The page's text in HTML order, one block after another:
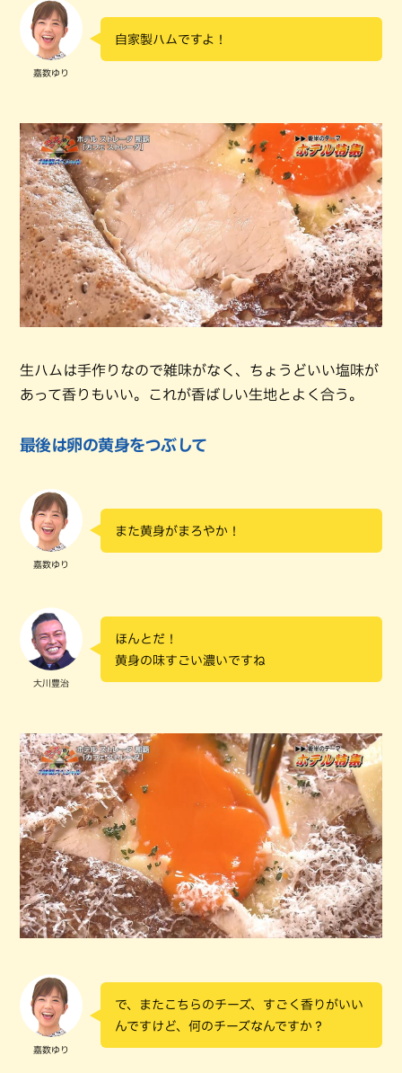
嘉数ゆり
自家製ハムですよ！
生ハムは手作りなので雑味がなく、ちょうどいい塩味が
あって香りもいい。これが香ばしい生地とよく合う。
最後は卵の黄身をつぶして
嘉数ゆり
また黄身がまろやか！
大川豊治
ほんとだ！
黄身の味すごい濃いですね
嘉数ゆり
で、またこちらのチーズ、すごく香りがいい
んですけど、何のチーズなんですか？